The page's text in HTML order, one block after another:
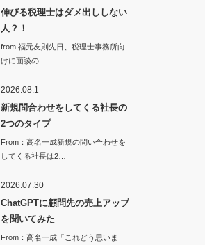
伸びる税理士はダメ出ししない
人？！
from 福元友則先日、税理士事務所向
けに面談の…
2026.08.1
新規問合わせをしてくる社長の
2つのタイプ
From：高名一成新規の問い合わせを
してくる社長は2…
2026.07.30
ChatGPTに顧問先の売上アップ
を聞いてみた
From：高名一成「これどう思いま